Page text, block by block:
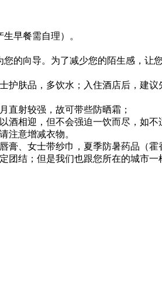
早餐需自理）。
的向导。为了减少您的陌生感，
护肤品，多饮水；入住酒店后，建
直射较强，故可带些防晒霜；
相迎，但不会强迫一饮而尽，如不
注意增减衣物。
、女士带纱巾，夏季防暑药品（霍
团结；但是我们也跟您所在的城市